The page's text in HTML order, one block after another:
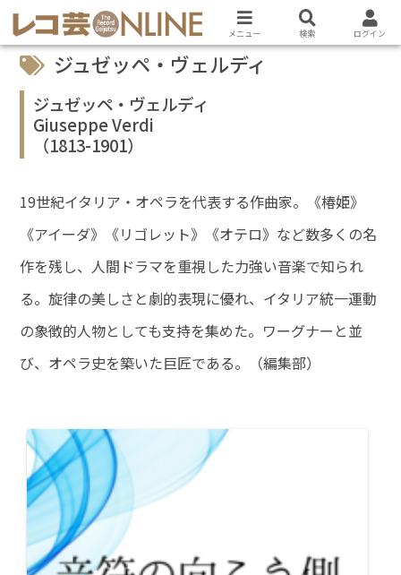
ジュゼッペ・ヴェルディ
ジュゼッペ・ヴェルディ
Giuseppe Verdi
（1813-1901）
19世紀イタリア・オペラを代表する作曲家。《椿姫》
《アイーダ》《リゴレット》《オテロ》など数多くの名
作を残し、人間ドラマを重視した力強い音楽で知られ
る。旋律の美しさと劇的表現に優れ、イタリア統一運動
の象徴的人物としても支持を集めた。ワーグナーと並
び、オペラ史を築いた巨匠である。（編集部）
メニュー 検索 ログイン